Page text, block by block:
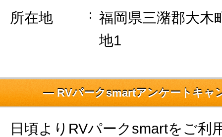
所在地
福岡県三潴郡大木
地1
― RVパークsmartアンケートキャ
日頃よりRVパークsmartをご利